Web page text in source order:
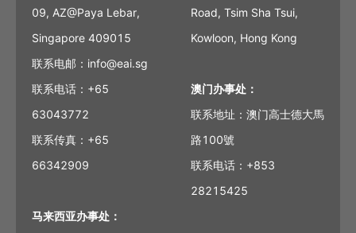
09, AZ@Paya Lebar,
Singapore 409015
联系电邮：info@eai.sg
联系电话：+65
63043772
联系传真：+65
66342909
马来西亚办事处：
Road, Tsim Sha Tsui,
Kowloon, Hong Kong
澳门办事处：
联系地址：澳门高士德大馬
路100號
联系电话：+853
28215425